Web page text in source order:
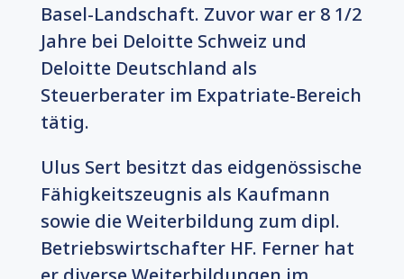
Basel-Landschaft. Zuvor war er 8 1/2
Jahre bei Deloitte Schweiz und
Deloitte Deutschland als
Steuerberater im Expatriate-Bereich
tätig.
Ulus Sert besitzt das eidgenössische
Fähigkeitszeugnis als Kaufmann
sowie die Weiterbildung zum dipl.
Betriebswirtschafter HF. Ferner hat